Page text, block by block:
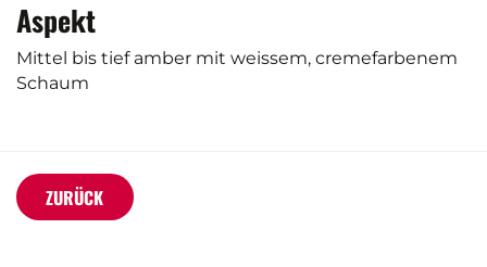
Aspekt
Mittel bis tief amber mit weissem, cremefarbenem
Schaum
ZURÜCK